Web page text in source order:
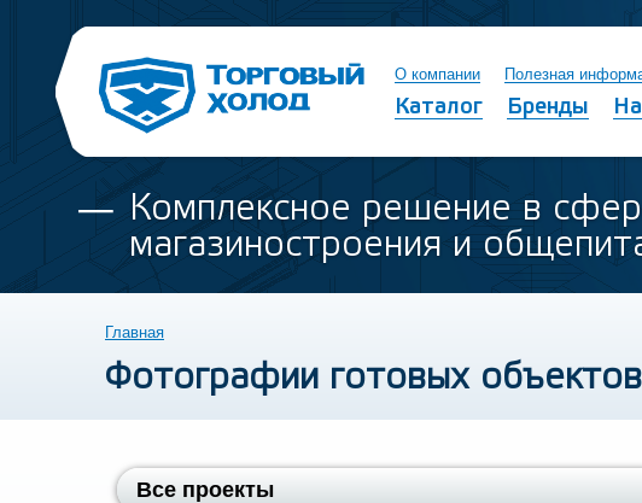
О компании Полезная
Каталог Бренды
Комплексное решение в
магазиностроения и
Главная
Фотографии готовых объектов
Все проекты